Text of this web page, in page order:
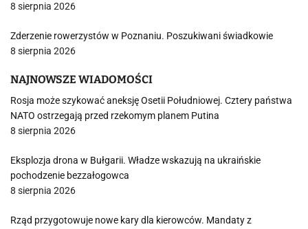
8 sierpnia 2026
Zderzenie rowerzystów w Poznaniu. Poszukiwani świadkowie
8 sierpnia 2026
NAJNOWSZE WIADOMOŚCI
Rosja może szykować aneksję Osetii Południowej. Cztery państwa
NATO ostrzegają przed rzekomym planem Putina
8 sierpnia 2026
Eksplozja drona w Bułgarii. Władze wskazują na ukraińskie
pochodzenie bezzałogowca
8 sierpnia 2026
Rząd przygotowuje nowe kary dla kierowców. Mandaty z